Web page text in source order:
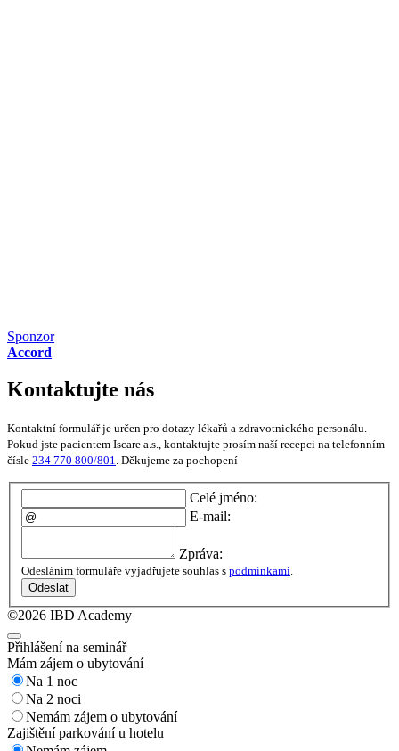
Sponzor
Accord
Kontaktujte nás
Kontaktní formulář je určen pro dotazy lékařů a zdravotnického personálu.
Pokud jste pacientem Iscare a.s., kontaktujte prosím naší recepci na telefonním
čísle 234 770 800/801. Děkujeme za pochopení
Celé jméno:
E-mail:
Zpráva:
Odesláním formuláře vyjadřujete souhlas s podmínkami
Odeslat
©2026 IBD Academy
Přihlášení na seminář
Mám zájem o ubytování
Na 1 noc
Na 2 noci
Nemám zájem o ubytování
Zajištění parkování u hotelu